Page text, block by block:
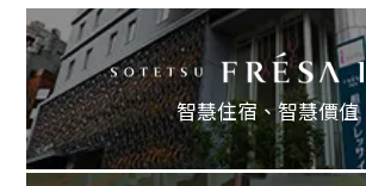
智慧住宿、智慧價值